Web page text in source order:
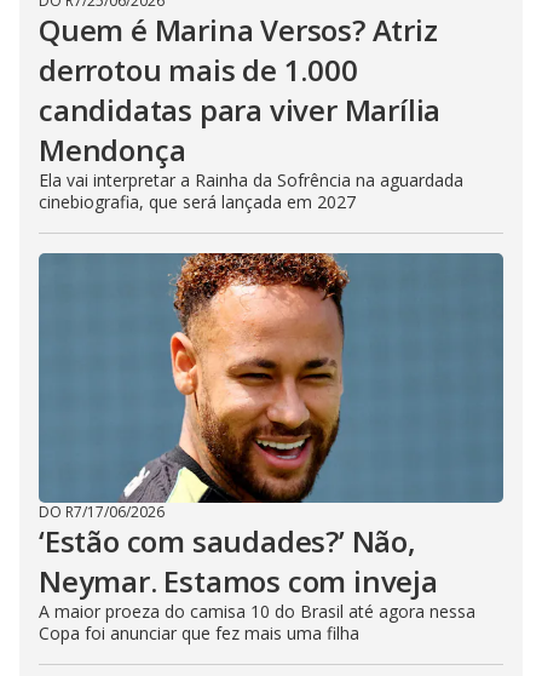
Quem é Marina Versos? Atriz
derrotou mais de 1.000
candidatas para viver Marília
Mendonça
Ela vai interpretar a Rainha da Sofrência na aguardada
cinebiografia, que será lançada em 2027
DO R7/17/06/2026
‘Estão com saudades?’ Não,
Neymar. Estamos com inveja
A maior proeza do camisa 10 do Brasil até agora nessa
Copa foi anunciar que fez mais uma filha